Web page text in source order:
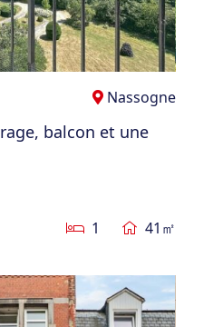
Nassogne
balcon et une
1 41㎡